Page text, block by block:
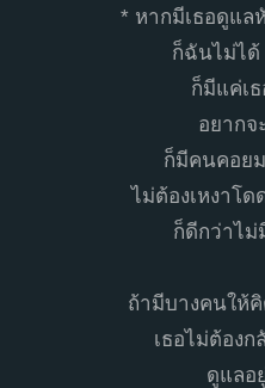
* หากมีเธอดูแล
ก็ฉันไม่ได้
ก็มีแค่เ
อยากจ
ก็มีคนคอย
ไม่ต้องเหงาโด
ก็ดีกว่าไม่
ถ้ามีบางคนให้
เธอไม่ต้อง
ดูแลอ